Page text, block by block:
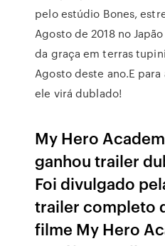
pelo estúdio Bones,
Agosto de 2018 no
da graça em terras
Agosto deste ano.E
ele virá dublado!
My Hero
ganhou trailer
Foi divulgado
trailer completo
filme My Hero